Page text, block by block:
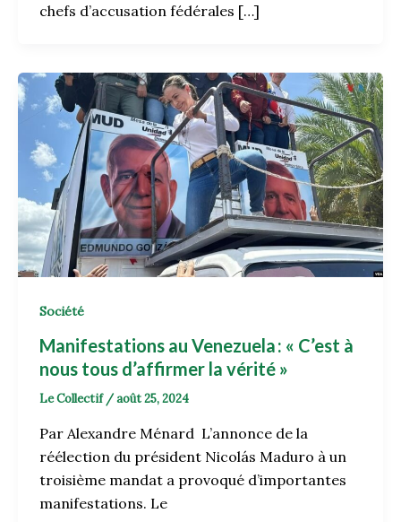
chefs d’accusation fédérales […]
Société
Manifestations au Venezuela : « C’est à
nous tous d’affirmer la vérité »
Le Collectif /août 25, 2024
Par Alexandre Ménard L’annonce de la
réélection du président Nicolás Maduro à un
troisième mandat a provoqué d’importantes
manifestations. Le